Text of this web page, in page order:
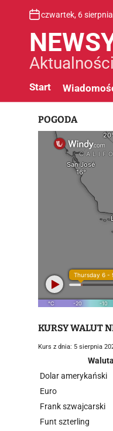
czwartek, 6
Start
POGODA
KURSY WALUT
Kurs z dnia: 5 sierpnia
Waluta
Dolar amerykański
Euro
Frank szwajcarski
Funt szterling